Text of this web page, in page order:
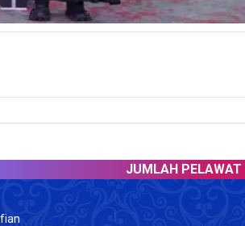
JUMLAH PELAWAT :